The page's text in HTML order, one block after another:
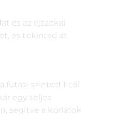
és az éjszakai
és tekintsd át
futási szinted 1-től
egy teljes
segítve a korlátok